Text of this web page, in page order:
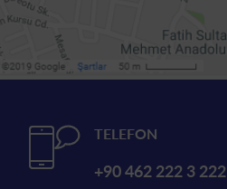
TELEFON
+90 462 222 3 222